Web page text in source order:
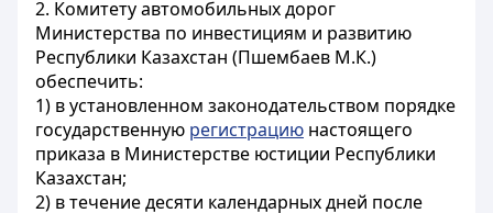
2. Комитету автомобильных дорог
Министерства по инвестициям и развитию
Республики Казахстан (Пшембаев М.К.)
обеспечить:
1) в установленном законодательством порядке
государственную регистрацию настоящего
приказа в Министерстве юстиции Республики
Казахстан;
2) в течение десяти календарных дней после